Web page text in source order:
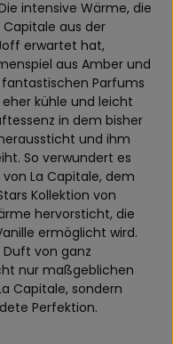
intensive Wärme, die
aus der
erwartet hat,
aus Amber und
fantastischen Parfums
kühle und leicht
in dem bisher
und ihm
So verwundert es
La Capitale, dem
Kollektion von
hervorsticht, die
ermöglicht wird.
Duft von ganz
nur maßgeblichen
Capitale, sondern
Perfektion.